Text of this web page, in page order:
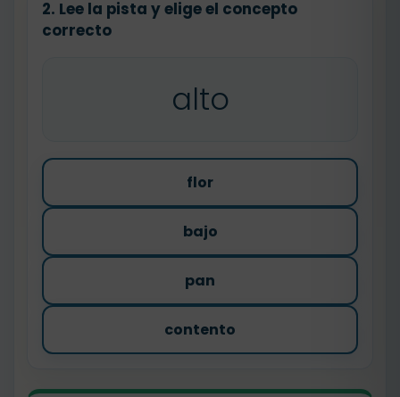
2. Lee la pista y elige el concepto
correcto
alto
flor
bajo
pan
contento